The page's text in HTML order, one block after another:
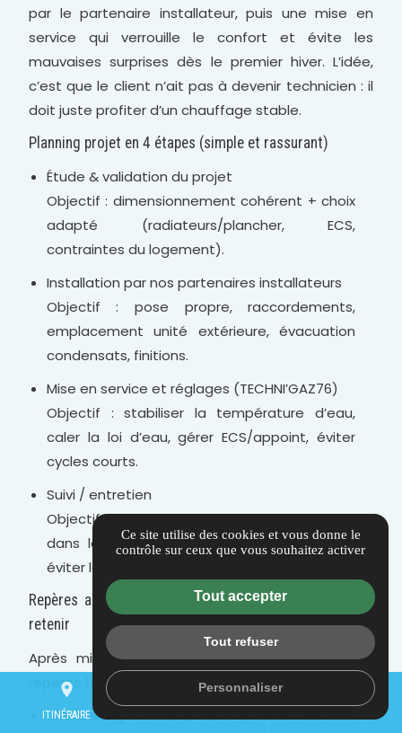
par le partenaire installateur, puis une mise en
service qui verrouille le confort et évite les
mauvaises surprises dès le premier hiver. L’idée,
c’est que le client n’ait pas à devenir technicien : il
doit juste profiter d’un chauffage stable.
Planning projet en 4 étapes (simple et rassurant)
Étude & validation du projet
Objectif : dimensionnement cohérent + choix
adapté (radiateurs/plancher, ECS,
contraintes du logement).
Installation par nos partenaires installateurs
Objectif : pose propre, raccordements,
emplacement unité extérieure, évacuation
condensats, finitions.
Mise en service et réglages (TECHNI’GAZ76)
Objectif : stabiliser la température d’eau,
caler la loi d’eau, gérer ECS/appoint, éviter
cycles courts.
Suivi / entretien
Objectif : garder un fonctionnement stable
dans le temps, prévenir les pannes d’hiver,
éviter la dérive.
Repères après mise en service : ce que le client doit
retenir
Après mise en service, le client doit avoir des
repères faciles :
une consigne stable, sans grosses relances
place
ITINÉRAIRE
mail
Ce site utilise des cookies et vous donne le
contrôle sur ceux que vous souhaitez activer
Tout accepter
Tout refuser
Personnaliser